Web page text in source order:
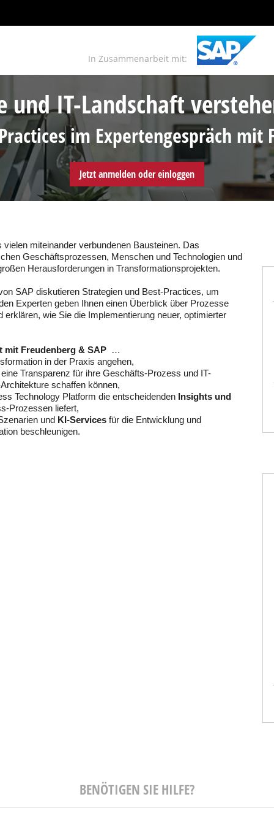
In Zusammenarbeit mit:
und IT-Landschaft
im Expertengespräch mit
Jetzt anmelden oder einloggen
miteinander verbundenen Bausteinen. Das
Geschäftsprozessen, Menschen und Technologien und
Herausforderungen in Transformationsprojekten.
SAP diskutieren Strategien und Best-Practices, um
Experten geben Ihnen einen Überblick über Prozesse
wie Sie die Implementierung neuer, optimierter
mit Freudenberg & SAP …
in der Praxis angehen,
Transparenz für ihre Geschäfts-Prozess und IT-
schaffen können,
Technology Platform die entscheidenden Insights und
Prozessen liefert,
und KI-Services für die Entwicklung und
beschleunigen.
BENÖTIGEN SIE HILFE?